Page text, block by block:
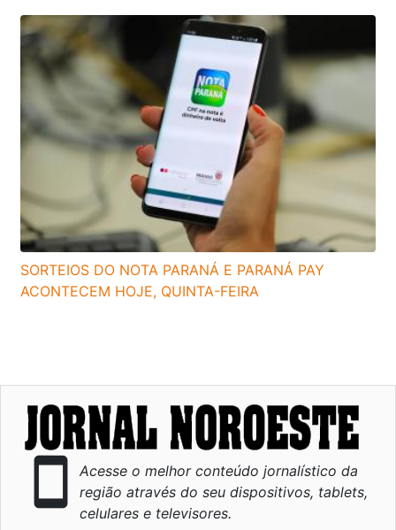
SORTEIOS DO NOTA PARANÁ E PARANÁ PAY
ACONTECEM HOJE, QUINTA-FEIRA
smartphone
Acesse o melhor conteúdo jornalístico da
região através do seu dispositivos, tablets,
celulares e televisores.